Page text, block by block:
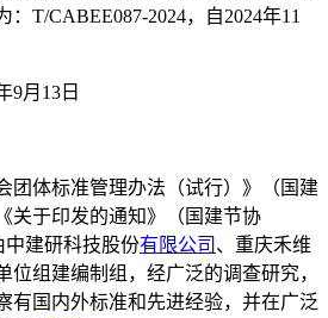
T/CABEE087-2024，自2024年11
9月13日
团体标准管理办法（试行）》（国建
关于印发的通知》（国建节协
中建研科技股份有限公司 、重庆禾维
位组建编制组，经广泛的调查研究，
有国内外标准和先进经验，并在广泛